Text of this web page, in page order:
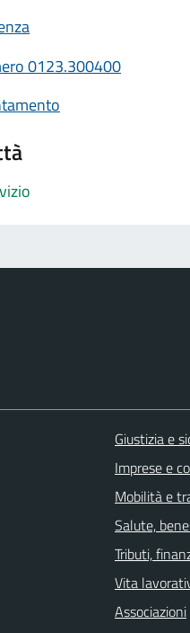
0123.300400
Giustizia e
Imprese e
Mobilità e
Salute,
Tributi,
Vita
Associazioni